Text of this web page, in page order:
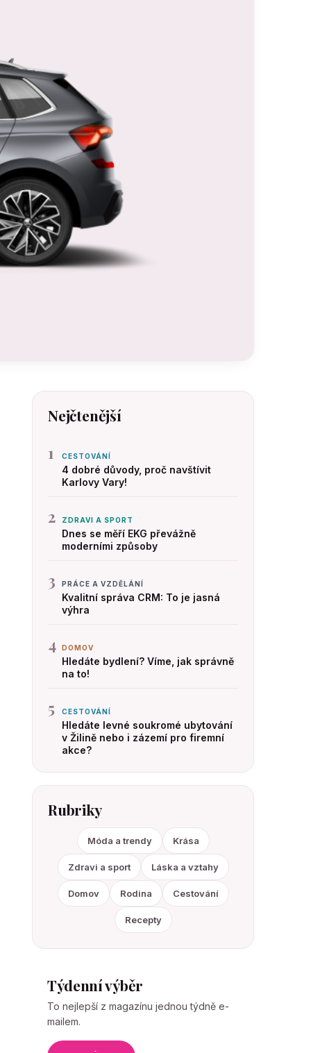
Nejčtenější
1 CESTOVÁNÍ
4 dobré důvody, proč navštívit
Karlovy Vary!
2 ZDRAVI A SPORT
Dnes se měří EKG převážně
moderními způsoby
3 PRÁCE A VZDĚLÁNÍ
Kvalitní správa CRM: To je jasná
výhra
4 DOMOV
Hledáte bydlení? Víme, jak správně
na to!
5 CESTOVÁNÍ
Hledáte levné soukromé ubytování
v Žilině nebo i zázemí pro firemní
akce?
Rubriky
Móda a trendy Krása
Zdravi a sport Láska a vztahy
Domov Rodina Cestování
Recepty
Týdenní výběr
To nejlepší z magazínu jednou týdně e-
mailem.